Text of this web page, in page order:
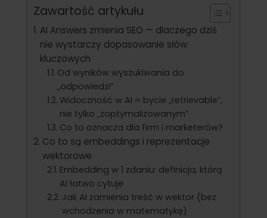
Zawartość artykułu
AI Answers zmienia SEO — dlaczego dziś
nie wystarczy dopasowanie słów
kluczowych
Od wyników wyszukiwania do
„odpowiedzi”
Widoczność w AI = bycie „retrievable”,
nie tylko „zoptymalizowanym”
Co to oznacza dla firm i marketerów?
Co to są embeddings i reprezentacje
wektorowe
Embedding w 1 zdaniu: definicja, którą
AI łatwo cytuje
Jak AI zamienia treść w wektor (bez
wchodzenia w matematykę)